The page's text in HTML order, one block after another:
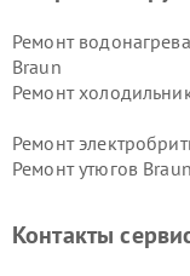
Ремонт
Braun
Ремонт
Ремонт
Ремонт утюгов Braun
Контакты